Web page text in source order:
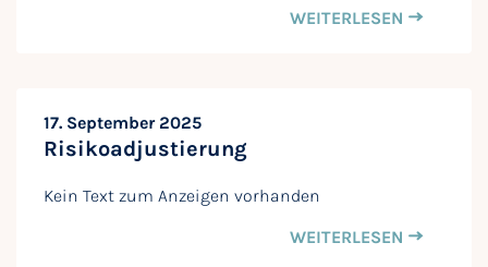
WEITERLESEN
17. September 2025
Risikoadjustierung
Kein Text zum Anzeigen vorhanden
WEITERLESEN